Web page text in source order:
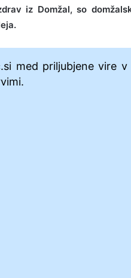
iz Domžal, so
med priljubjene vire